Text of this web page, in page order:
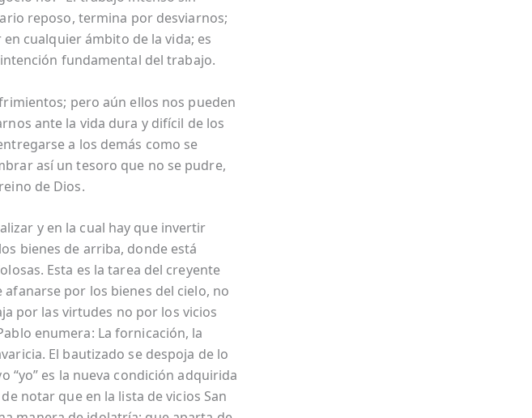
reposo, termina por desviarnos;
cualquier ámbito de la vida; es
fundamental del trabajo.
pero aún ellos nos pueden
ante la vida dura y difícil de los
a los demás como se
así un tesoro que no se pudre,
de Dios.
y en la cual hay que invertir
bienes de arriba, donde está
Esta es la tarea del creyente
por los bienes del cielo, no
por las virtudes no por los vicios
enumera: La fornicación, la
El bautizado se despoja de lo
“yo” es la nueva condición adquirida
notar que en la lista de vicios San